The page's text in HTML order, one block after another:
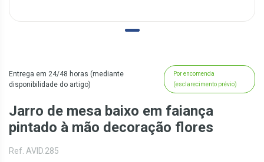
Entrega em 24/48 horas (mediante
disponibilidade do artigo)
Por encomenda
(esclarecimento prévio)
Jarro de mesa baixo em faiança
pintado à mão decoração flores
Ref. AVID.285